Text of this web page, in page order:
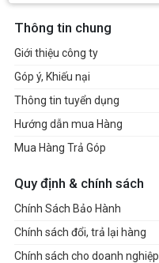
Thông tin chung
Giới thiệu công ty
Góp ý, Khiếu nại
Thông tin tuyển dụng
Hướng dẫn mua Hàng
Mua Hàng Trả Góp
Quy định & chính sách
Chính Sách Bảo Hành
Chính sách đổi, trả lại hàng
Chính sách cho doanh nghiệp